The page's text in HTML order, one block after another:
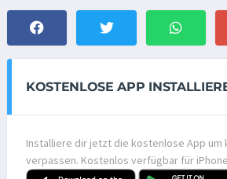
KOSTENLOSE APP
Installiere dir jetzt die kostenlose App um
verpassen. Kostenlos verfügbar für